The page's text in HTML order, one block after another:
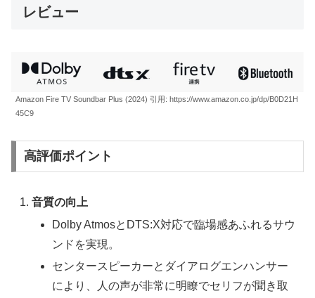
レビュー
Amazon Fire TV Soundbar Plus (2024) 引用: https://www.amazon.co.jp/dp/B0D21H
45C9
高評価ポイント
音質の向上
Dolby AtmosとDTS:X対応で臨場感あふれるサウ
ンドを実現。
センタースピーカーとダイアログエンハンサー
により、人の声が非常に明瞭でセリフが聞き取